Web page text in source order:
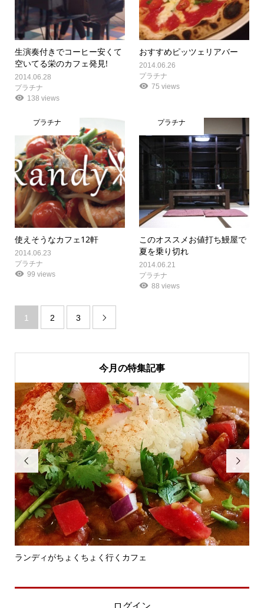
生演奏付きでコーヒー安くて
空いてる栄のカフェ発見!
2014.06.28
プラチナ
138 views
おすすめピッツェリアバー
2014.06.26
プラチナ
75 views
プラチナ
使えそうなカフェ12軒
2014.06.23
プラチナ
99 views
プラチナ
このオススメお値打ち鰻屋で
夏を乗り切れ
2014.06.21
プラチナ
88 views
1 2 3 
今月の特集記事

ランディがちょくちょく行くカフェ
